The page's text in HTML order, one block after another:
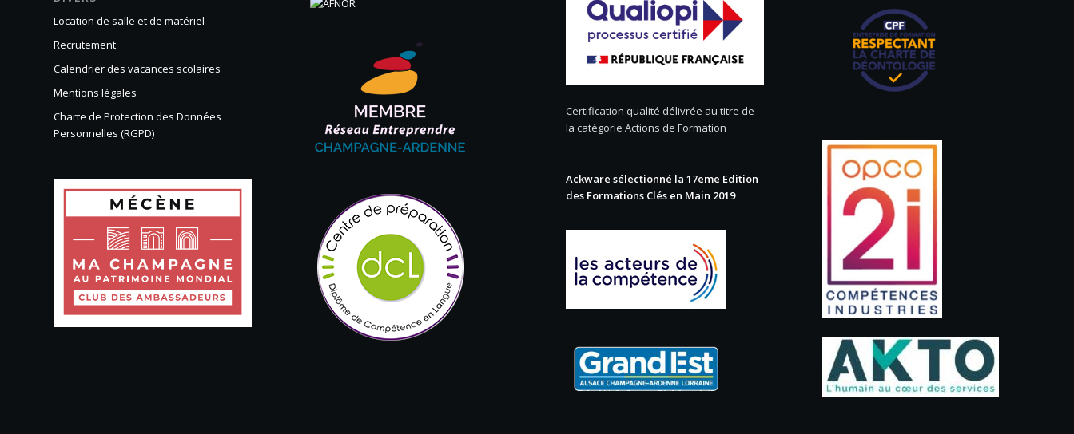
Location de salle et de matériel
Recrutement
Calendrier des vacances scolaires
Mentions légales
Charte de Protection des Données
Personnelles (RGPD)
Certification qualité délivrée au titre de
la catégorie Actions de Formation
Ackware sélectionné la 17eme Edition
des Formations Clés en Main 2019